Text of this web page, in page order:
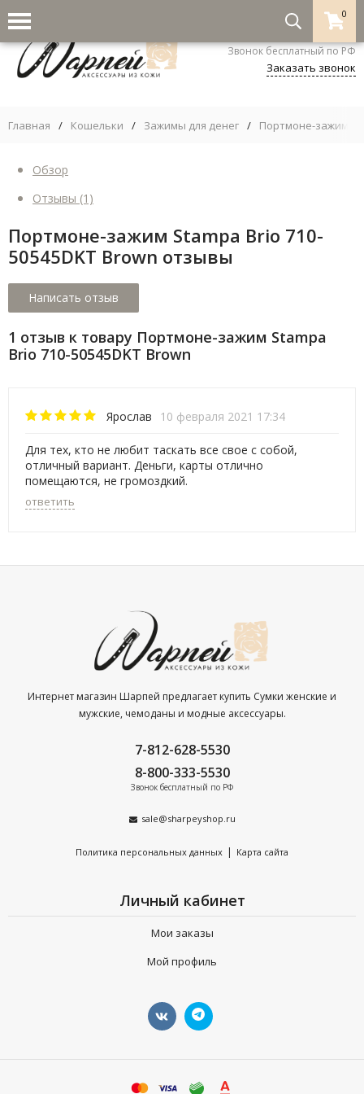
0
8-800-333-5530
Звонок бесплатный по РФ
Заказать звонок
Главная / Кошельки / Зажимы для денег / Портмоне-зажим
Обзор
Отзывы (1)
Портмоне-зажим Stampa Brio 710-
50545DKT Brown отзывы
1 отзыв к товару Портмоне-зажим Stampa
Brio 710-50545DKT Brown
Ярослав 10 февраля 2021 17:34
Для тех, кто не любит таскать все свое с собой,
отличный вариант. Деньги, карты отлично
помещаются, не громоздкий.
ответить
Интернет магазин Шарпей предлагает купить Сумки женские и
мужские, чемоданы и модные аксессуары.
7-812-628-5530
8-800-333-5530
Звонок бесплатный по РФ
sale@sharpeyshop.ru
Политика персональных данных | Карта сайта
Личный кабинет
Мои заказы
Мой профиль